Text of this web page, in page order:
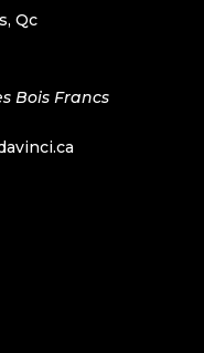
Qc
Bois Francs